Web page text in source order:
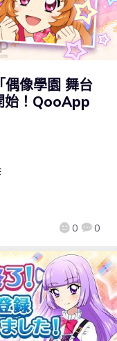
偶像學園 舞台
始！QooApp
0 0